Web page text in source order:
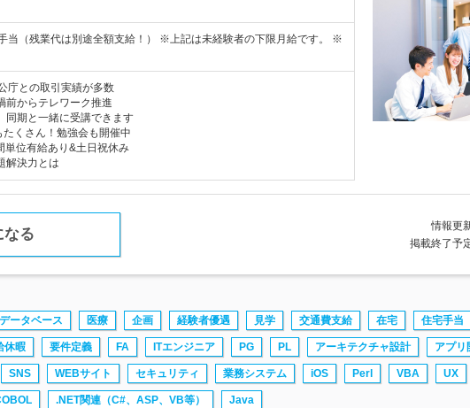
当（残業代は別途全額支給！） ※上記は未経験者の下限月給です。 ※
庁との取引実績が多数
前からテレワーク推進
同期と一緒に受講できます
たくさん！勉強会も開催中
単位有給あり&土日祝休み
解決力とは
なる
情報更
掲載終了予
データベース 医療 企画 経験者優遇 見学 交通費支給 在宅 住宅手当
休暇 要件定義 FA ITエンジニア PG PL アーキテクチャ設計 アプリ
SNS WEBサイト セキュリティ 業務システム iOS Perl VBA UX
.NET関連（C#、ASP、VB等） Java